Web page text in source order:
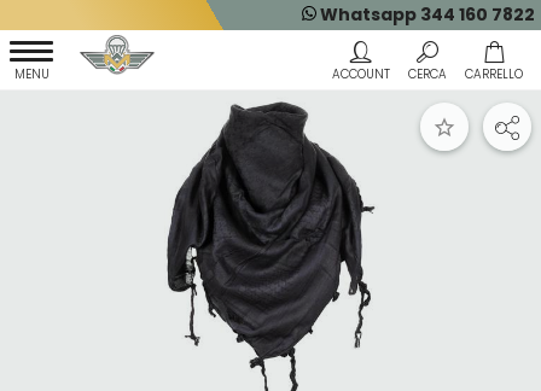
Whatsapp 344 160 7822